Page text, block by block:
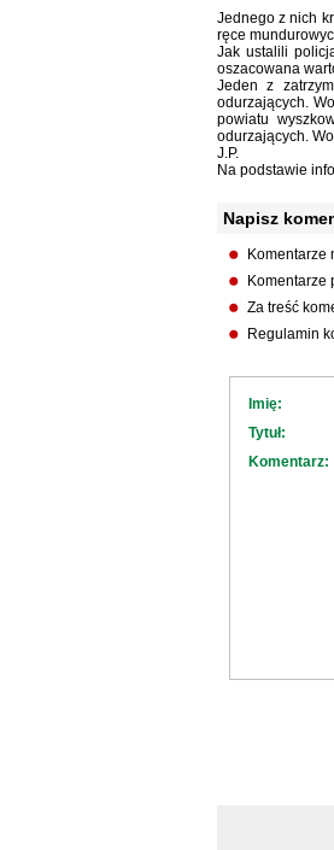
Jednego z nich
ręce
Jak ustalili
oszacowana
Jeden z
odurzających.
powiatu
odurzających.
J.P.
Na podstawie
Napisz
Komentarze
Komentarze
Za treść
Regulamin
Imię:
Tytuł:
Komentarz: